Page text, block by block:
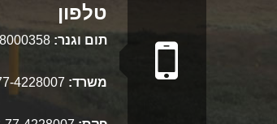
טלפון
תום וגנר: 054-8000358
משרד: